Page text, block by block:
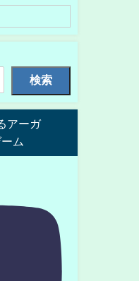
検索
アーガ
ム